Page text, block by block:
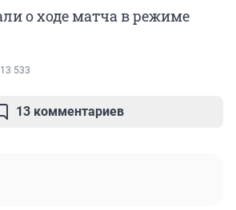
о ходе матча в режиме
13 533
13 комментариев